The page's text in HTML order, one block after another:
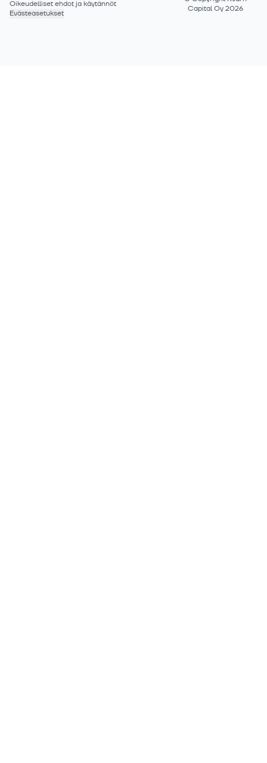
Oikeudelliset ehdot ja käytännöt
Evästeasetukset
Capital Oy 2026